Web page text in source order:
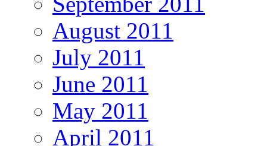
August 2011
July 2011
June 2011
May 2011
April 2011